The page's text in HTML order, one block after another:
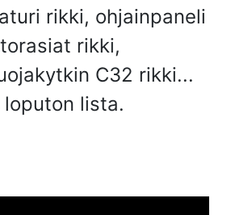
rikki, ohjainpaneli
rikki,
C32 rikki...
loputon lista.